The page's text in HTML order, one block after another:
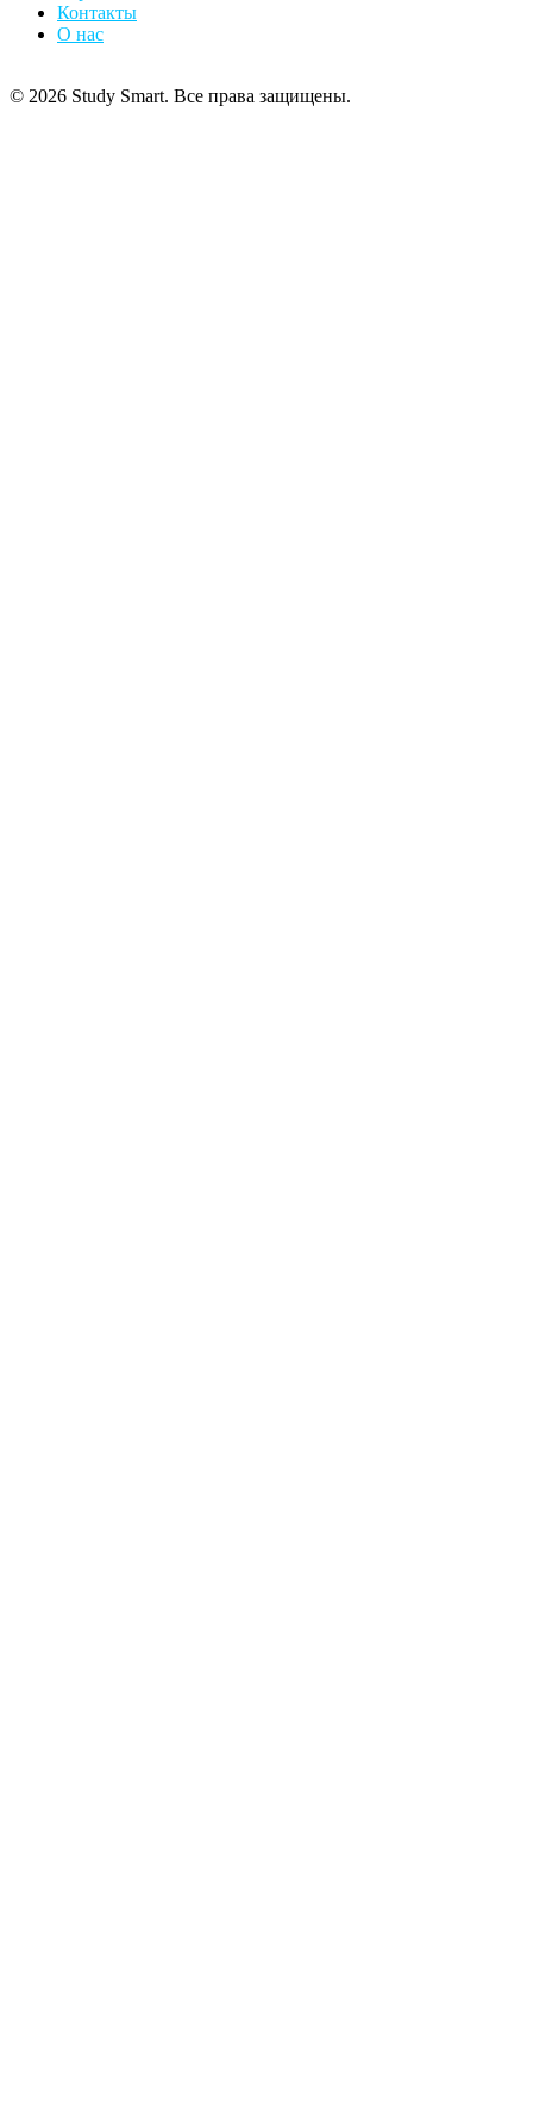
Контакты
О нас
© 2026 Study Smart. Все права защищены.